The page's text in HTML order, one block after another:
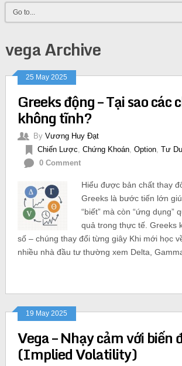
vega Archive
25 May 2025
Greeks động – Tại sao các
không tĩnh?
By Vương Huy Đạt
Chiến Lược Chứng Khoán, Option, Tư
0 Comment
Hiểu được bản chất thay
Greeks là bước tiến lớn
“biết” mà còn “ứng dụng”
quả trong thực tế. Greeks
số – chúng thay đổi từng giây Khi mới học
nhiều nhà đầu tư thường xem Delta,
19 May 2025
Vega – Nhạy cảm với biến
(Implied Volatility)